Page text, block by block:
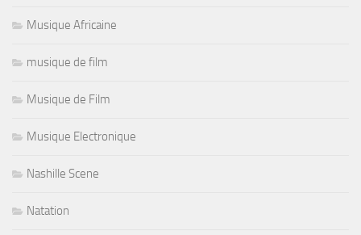
Musique Africaine
musique de film
Musique de Film
Musique Electronique
Nashille Scene
Natation